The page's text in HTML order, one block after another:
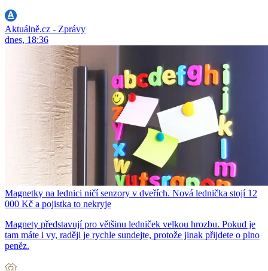
Aktuálně.cz - Zprávy
dnes, 18:36
Magnetky na lednici ničí senzory v dveřích. Nová lednička stojí 12
000 Kč a pojistka to nekryje
Magnety představují pro většinu ledniček velkou hrozbu. Pokud je
tam máte i vy, raději je rychle sundejte, protože jinak přijdete o plno
peněz.